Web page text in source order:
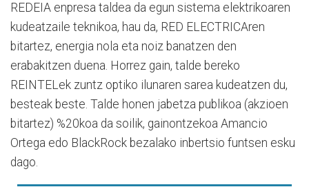
REDEIA enpresa taldea da egun sistema elektrikoaren
kudeatzaile teknikoa, hau da, RED ELECTRICAren
bitartez, energia nola eta noiz banatzen den
erabakitzen duena. Horrez gain, talde bereko
REINTELek zuntz optiko ilunaren sarea kudeatzen du,
besteak beste. Talde honen jabetza publikoa (akzioen
bitartez) %20koa da soilik, gainontzekoa Amancio
Ortega edo BlackRock bezalako inbertsio funtsen esku
dago.